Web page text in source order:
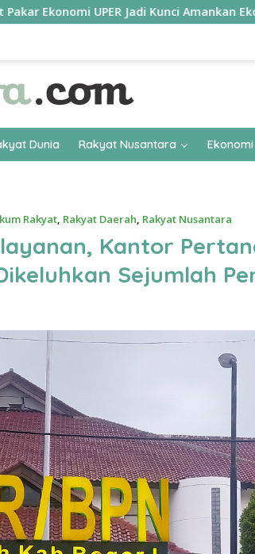
Jadi Kunci Amankan Ekonomi Nasional
Dunia Rakyat Nusantara
Rakyat, Rakyat Daerah, Rakyat Nusantara
Kantor
Sejumlah